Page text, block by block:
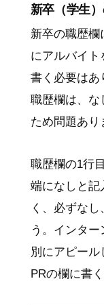
新卒（学生
新卒の職歴欄
にアルバイト
書く必要はあ
職歴欄は、な
ため問題あり
職歴欄の1行
端になしと記
く、必ずな
う。インタ
別にアピー
PRの欄に書